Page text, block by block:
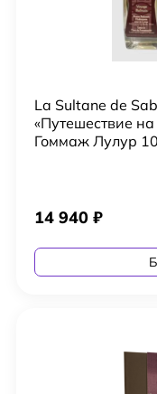
La Sultane de
«Путешествие
Гоммаж Лулур
14 940 ₽